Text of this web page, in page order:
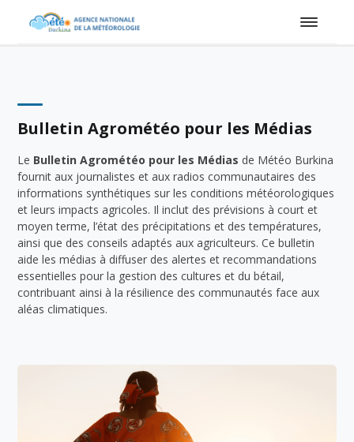
Bulletin Agrométéo pour les Médias
Le Bulletin Agrométéo pour les Médias de Météo Burkina
fournit aux journalistes et aux radios communautaires des
informations synthétiques sur les conditions météorologiques
et leurs impacts agricoles. Il inclut des prévisions à court et
moyen terme, l’état des précipitations et des températures,
ainsi que des conseils adaptés aux agriculteurs. Ce bulletin
aide les médias à diffuser des alertes et recommandations
essentielles pour la gestion des cultures et du bétail,
contribuant ainsi à la résilience des communautés face aux
aléas climatiques.